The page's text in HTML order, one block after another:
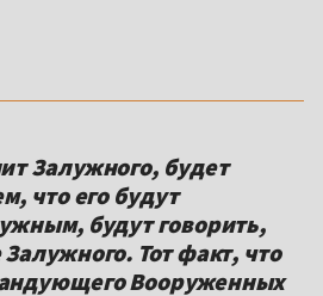
Залужного, будет
что его будут
будут говорить,
Тот факт, что
Вооруженных